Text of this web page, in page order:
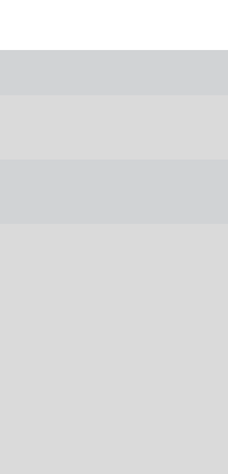
voor jou bundels
Ook kun je gebruik